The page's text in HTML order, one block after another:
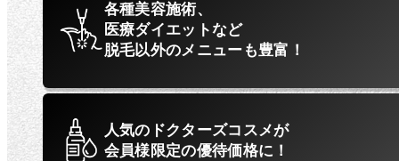
各種美容施術、
医療ダイエットなど
脱毛以外のメニューも豊富！
人気のドクターズコスメが
会員様限定の優待価格に！